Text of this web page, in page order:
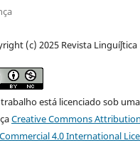
(c) 2025 Revista Linguíʃtica
trabalho está licenciado sob uma
Creative Commons
4.0 International